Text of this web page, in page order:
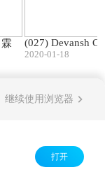
(027) Devansh
2020-01-18
继续使用浏览器
打开